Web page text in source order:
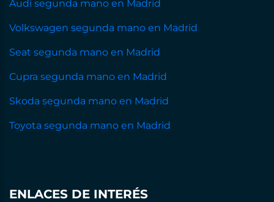
Audi segunda mano en Madrid
Volkswagen segunda mano en Madrid
Seat segunda mano en Madrid
Cupra segunda mano en Madrid
Skoda segunda mano en Madrid
Toyota segunda mano en Madrid
ENLACES DE INTERÉS